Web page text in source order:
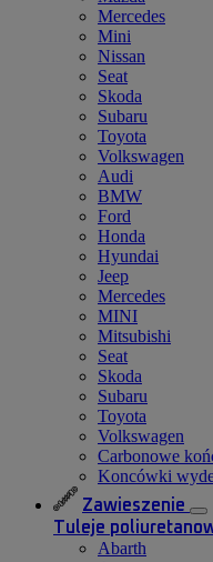
Mercedes
Mini
Nissan
Seat
Skoda
Subaru
Toyota
Volkswagen
Audi
BMW
Ford
Honda
Hyundai
Jeep
Mercedes
MINI
Mitsubishi
Seat
Skoda
Subaru
Toyota
Volkswagen
Carbonowe
Koncówki
Zawieszenie
Tuleje
Abarth